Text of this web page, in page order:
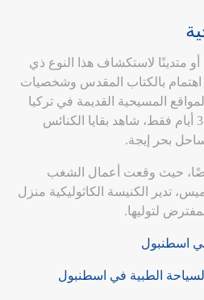
متدينًا لاستكشاف هذا النوع ذي
بالكتاب المقدس وشخصيات
المسيحية القديمة في تركيا
يعد تجربة رائعة. في غضون 3 أيام فقط، شاهد بقايا الكنائس
بحر إيجة.
حيث وقعت أعمال الشغب
تدير الكنيسة الكاثوليكية منزل
لتوليها.
اسطنبول
السياحة الطبية في اسطنبول